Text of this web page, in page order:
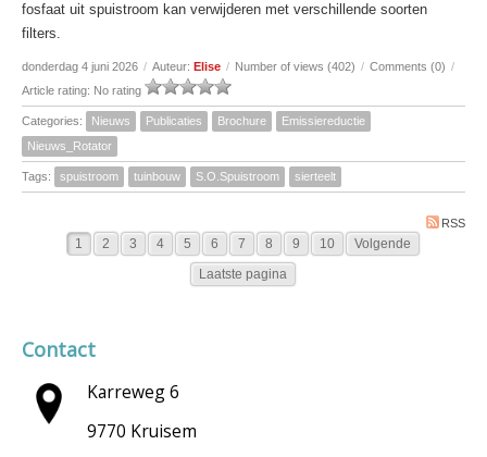
fosfaat uit spuistroom kan verwijderen met verschillende soorten
filters.
donderdag 4 juni 2026 / Auteur: Elise / Number of views (402) / Comments (0) /
Article rating: No rating
Categories: Nieuws Publicaties Brochure
Emissiereductie
Nieuws_Rotator
Tags: spuistroom tuinbouw S.O.Spuistroom sierteelt
RSS
1 2 3 4 5 6 7 8 9 10
Volgende
Laatste pagina
Contact
Karreweg 6
9770 Kruisem